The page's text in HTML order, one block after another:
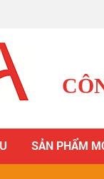
SẢN PHẨM